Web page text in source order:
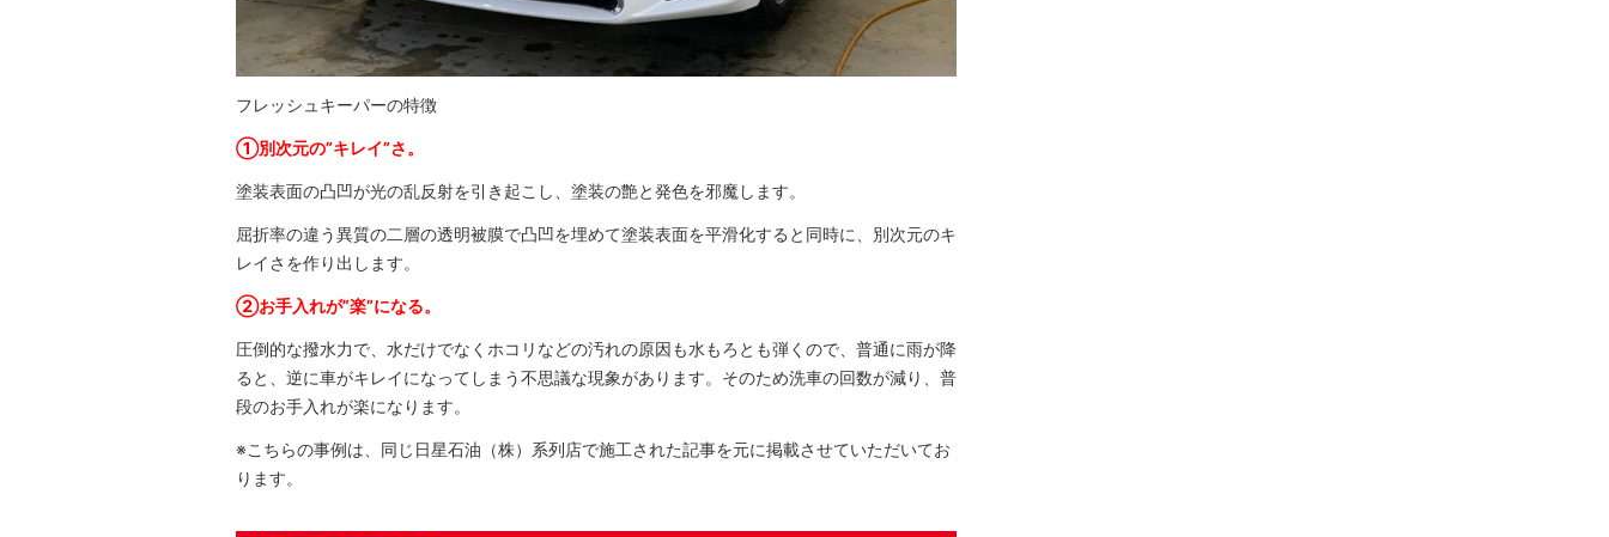
フレッシュキーパーの特徴
①別次元の”キレイ”さ。
塗装表面の凸凹が光の乱反射を引き起こし、塗装の艶と発色を邪魔します。
屈折率の違う異質の二層の透明被膜で凸凹を埋めて塗装表面を平滑化すると同時に、別次元のキ
レイさを作り出します。
②お手入れが”楽”になる。
圧倒的な撥水力で、水だけでなくホコリなどの汚れの原因も水もろとも弾くので、普通に雨が降
ると、逆に車がキレイになってしまう不思議な現象があります。そのため洗車の回数が減り、普
段のお手入れが楽になります。
※こちらの事例は、同じ日星石油（株）系列店で施工された記事を元に掲載させていただいてお
ります。